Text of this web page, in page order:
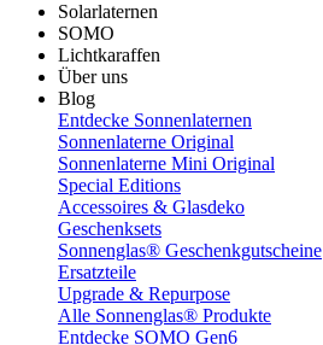
Solarlaternen
SOMO
Lichtkaraffen
Über uns
Blog
Entdecke Sonnenlaternen
Sonnenlaterne Original
Sonnenlaterne Mini Original
Special Editions
Accessoires & Glasdeko
Geschenksets
Sonnenglas® Geschenkgutscheine
Ersatzteile
Upgrade & Repurpose
Alle Sonnenglas® Produkte
Entdecke SOMO Gen6